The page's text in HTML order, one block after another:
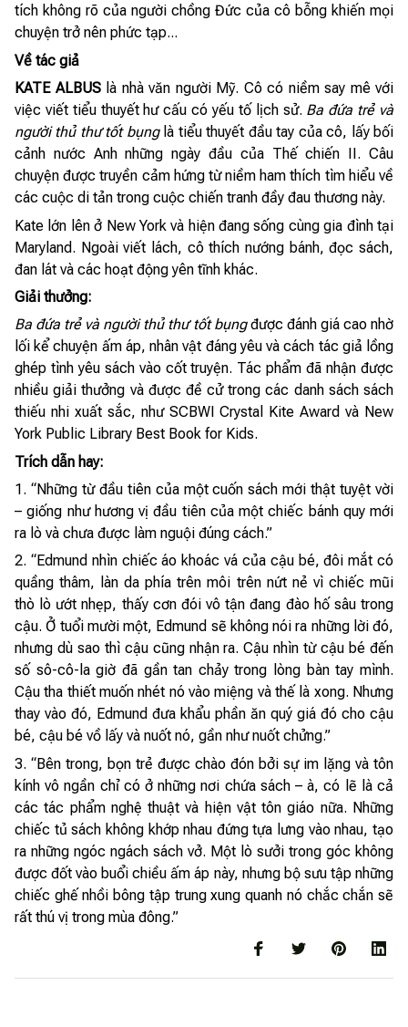
tích không rõ của người chồng Đức của cô bỗng khiến mọi
chuyện trở nên phức tạp...
Về tác giả
KATE ALBUS là nhà văn người Mỹ. Cô có niềm say mê với
việc viết tiểu thuyết hư cấu có yếu tố lịch sử. Ba đứa trẻ và
người thủ thư tốt bụng là tiểu thuyết đầu tay của cô, lấy bối
cảnh nước Anh những ngày đầu của Thế chiến II. Câu
chuyện được truyền cảm hứng từ niềm ham thích tìm hiểu về
các cuộc di tản trong cuộc chiến tranh đầy đau thương này.
Kate lớn lên ở New York và hiện đang sống cùng gia đình tại
Maryland. Ngoài viết lách, cô thích nướng bánh, đọc sách,
đan lát và các hoạt động yên tĩnh khác.
Giải thưởng:
Ba đứa trẻ và người thủ thư tốt bụngđược đánh giá cao nhờ
lối kể chuyện ấm áp, nhân vật đáng yêu và cách tác giả lồng
ghép tình yêu sách vào cốt truyện. Tác phẩm đã nhận được
nhiều giải thưởng và được đề cử trong các danh sách sách
thiếu nhi xuất sắc, như SCBWI Crystal Kite Award và New
York Public Library Best Book for Kids.
Trích dẫn hay:
1. “Những từ đầu tiên của một cuốn sách mới thật tuyệt vời
– giống như hương vị đầu tiên của một chiếc bánh quy mới
ra lò và chưa được làm nguội đúng cách.”
2. “Edmund nhìn chiếc áo khoác vá của cậu bé, đôi mắt có
quầng thâm, làn da phía trên môi trên nứt nẻ vì chiếc mũi
thò lò ướt nhẹp, thấy cơn đói vô tận đang đào hố sâu trong
cậu. Ở tuổi mười một, Edmund sẽ không nói ra những lời đó,
nhưng dù sao thì cậu cũng nhận ra. Cậu nhìn từ cậu bé đến
số sô-cô-la giờ đã gần tan chảy trong lòng bàn tay mình.
Cậu tha thiết muốn nhét nó vào miệng và thế là xong. Nhưng
thay vào đó, Edmund đưa khẩu phần ăn quý giá đó cho cậu
bé, cậu bé vồ lấy và nuốt nó, gần như nuốt chửng.”
3. “Bên trong, bọn trẻ được chào đón bởi sự im lặng và tôn
kính vô ngần chỉ có ở những nơi chứa sách – à, có lẽ là cả
các tác phẩm nghệ thuật và hiện vật tôn giáo nữa. Những
chiếc tủ sách không khớp nhau đứng tựa lưng vào nhau, tạo
ra những ngóc ngách sách vở. Một lò sưởi trong góc không
được đốt vào buổi chiều ấm áp này, nhưng bộ sưu tập những
chiếc ghế nhồi bông tập trung xung quanh nó chắc chắn sẽ
rất thú vị trong mùa đông.”